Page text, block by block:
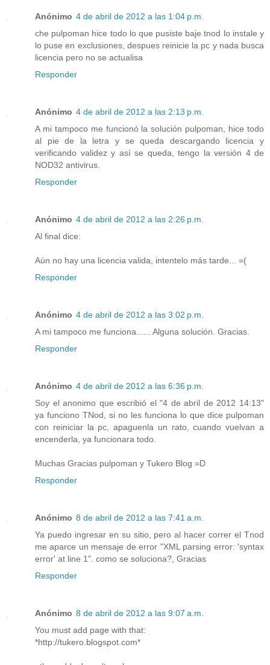
Anónimo 4 de abril de 2012 a las 1:04 p.m.
che pulpoman hice todo lo que pusiste baje tnod lo instale y
lo puse en exclusiones, despues reinicie la pc y nada busca
licencia pero no se actualisa
Responder
Anónimo 4 de abril de 2012 a las 2:13 p.m.
A mi tampoco me funcionó la solución pulpoman, hice todo
al pie de la letra y se queda descargando licencia y
verificando validez y así se queda, tengo la versión 4 de
NOD32 antivirus.
Responder
Anónimo 4 de abril de 2012 a las 2:26 p.m.
Al final dice:
Aún no hay una licencia valida, intentelo más tarde... =(
Responder
Anónimo 4 de abril de 2012 a las 3:02 p.m.
A mi tampoco me funciona...... Alguna solución. Gracias.
Responder
Anónimo 4 de abril de 2012 a las 6:36 p.m.
Soy el anonimo que escribió el "4 de abril de 2012 14:13"
ya funciono TNod, si no les funciona lo que dice pulpoman
con reiniciar la pc, apaguenla un rato, cuando vuelvan a
encenderla, ya funcionara todo.
Muchas Gracias pulpoman y Tukero Blog =D
Responder
Anónimo 8 de abril de 2012 a las 7:41 a.m.
Ya puedo ingresar en su sitio, pero al hacer correr el Tnod
me aparce un mensaje de error "XML parsing error: 'syntax
error' at line 1". como se soluciona?, Gracias
Responder
Anónimo 8 de abril de 2012 a las 9:07 a.m.
You must add page with that:
*http://tukero.blogspot.com*